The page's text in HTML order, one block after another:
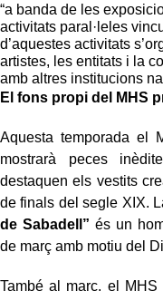
“a banda de les
activitats paral·leles
d’aquestes activitats
artistes, les entitats i la
amb altres institucions
El fons propi del MHS
Aquesta temporada el
mostrarà peces
destaquen els vestits
de finals del segle XIX.
de Sabadell” és un
de març amb motiu del
També al març, el MHS